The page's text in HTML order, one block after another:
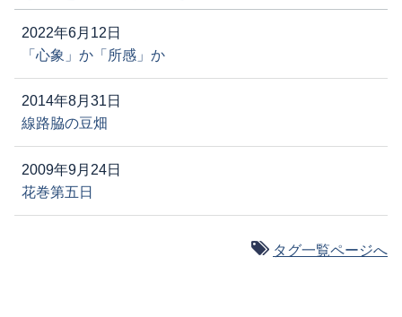
2022年6月12日
「心象」か「所感」か
2014年8月31日
線路脇の豆畑
2009年9月24日
花巻第五日
タグ一覧ページへ